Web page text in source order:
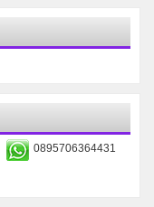
0895706364431